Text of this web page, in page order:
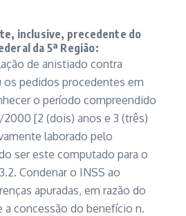
inclusive, precedente do
da 5ª Região:
de anistiado contra
pedidos procedentes em
o período compreendido
2000 [2 (dois) anos e 3 (três)
laborado pelo
ser este computado para o
Condenar o INSS ao
apuradas, em razão do
a concessão do benefício n.